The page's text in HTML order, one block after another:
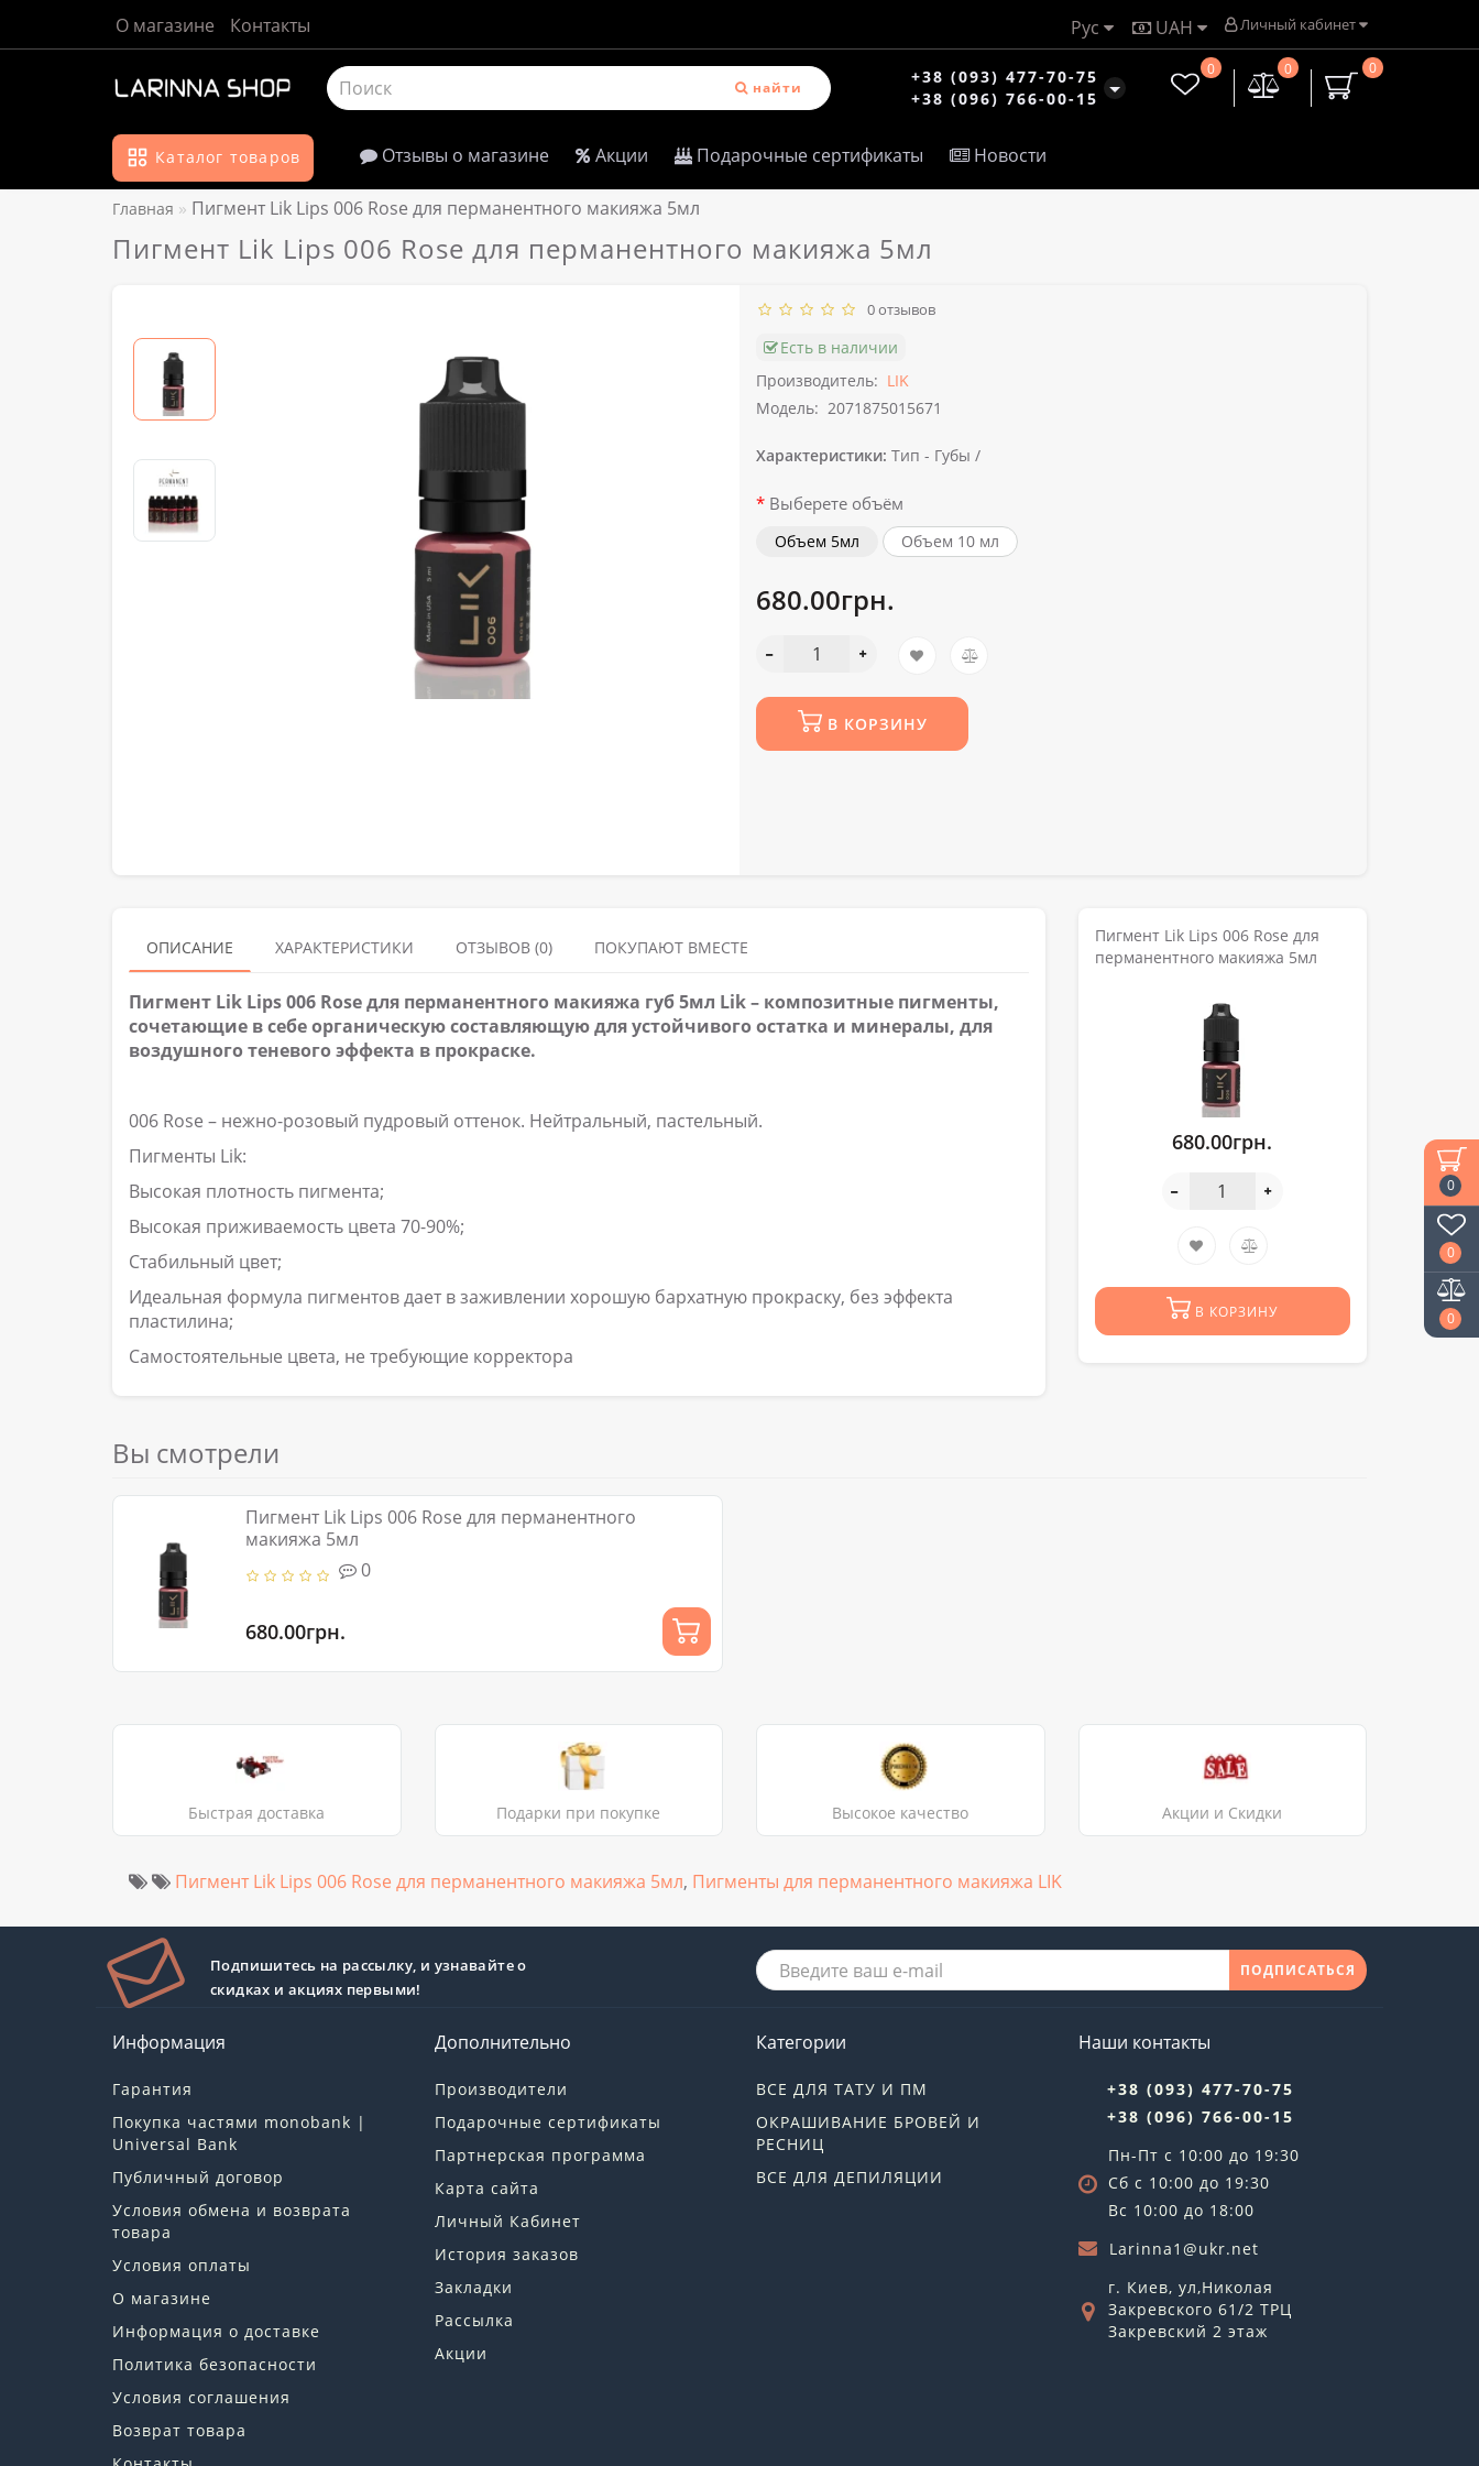
0
0
0
Личный кабинет
UAH
Рус
О магазине Контакты
найти
+38 (093) 477-70-75
+38 (096) 766-00-15
0
0
0
Каталог товаров Отзывы о магазине Акции Подарочные сертификаты Новости
Главная Пигмент Lik Lips 006 Rose для перманентного макияжа 5мл
Пигмент Lik Lips 006 Rose для перманентного макияжа 5мл
0 отзывов
Есть в наличии
Производитель: LIK
Модель: 2071875015671
Характеристики: Тип - Губы /
Выберете объём
Объем 5мл Объем 10 мл
680.00грн.
В КОРЗИНУ
ОПИСАНИЕ ХАРАКТЕРИСТИКИ ОТЗЫВОВ (0) ПОКУПАЮТ ВМЕСТЕ
Пигмент Lik Lips 006 Rose для перманентного макияжа губ 5мл Lik – композитные пигменты,
сочетающие в себе органическую составляющую для устойчивого остатка и минералы, для
воздушного теневого эффекта в прокраске.
006 Rose – нежно-розовый пудровый оттенок. Нейтральный, пастельный.
Пигменты Lik:
Высокая плотность пигмента;
Высокая приживаемость цвета 70-90%;
Стабильный цвет;
Идеальная формула пигментов дает в заживлении хорошую бархатную прокраску, без эффекта
пластилина;
Самостоятельные цвета, не требующие корректора
Пигмент Lik Lips 006 Rose для
перманентного макияжа 5мл
680.00грн.
В КОРЗИНУ
Вы смотрели
Пигмент Lik Lips 006 Rose для перманентного
макияжа 5мл
0
680.00грн.
Быстрая доставка Подарки при покупке Высокое качество Акции и Скидки
Пигмент Lik Lips 006 Rose для перманентного макияжа 5мл, Пигменты для перманентного макияжа LIK
Подпишитесь на рассылку, и узнавайте о
скидках и акциях первыми!
ПОДПИСАТЬСЯ
Информация
Гарантия
Покупка частями monobank |
Universal Bank
Публичный договор
Условия обмена и возврата
товара
Условия оплаты
О магазине
Информация о доставке
Политика безопасности
Условия соглашения
Возврат товара
Дополнительно
Производители
Подарочные сертификаты
Партнерская программа
Карта сайта
Личный Кабинет
История заказов
Закладки
Рассылка
Акции
Категории
ВСЕ ДЛЯ ТАТУ И ПМ
ОКРАШИВАНИЕ БРОВЕЙ И
РЕСНИЦ
ВСЕ ДЛЯ ДЕПИЛЯЦИИ
Наши контакты
+38 (093) 477-70-75
+38 (096) 766-00-15
Пн-Пт с 10:00 до 19:30
Сб с 10:00 до 19:30
Вс 10:00 до 18:00
Larinna1@ukr.net
г. Киев, ул,Николая
Закревского 61/2 ТРЦ
Закревский 2 этаж